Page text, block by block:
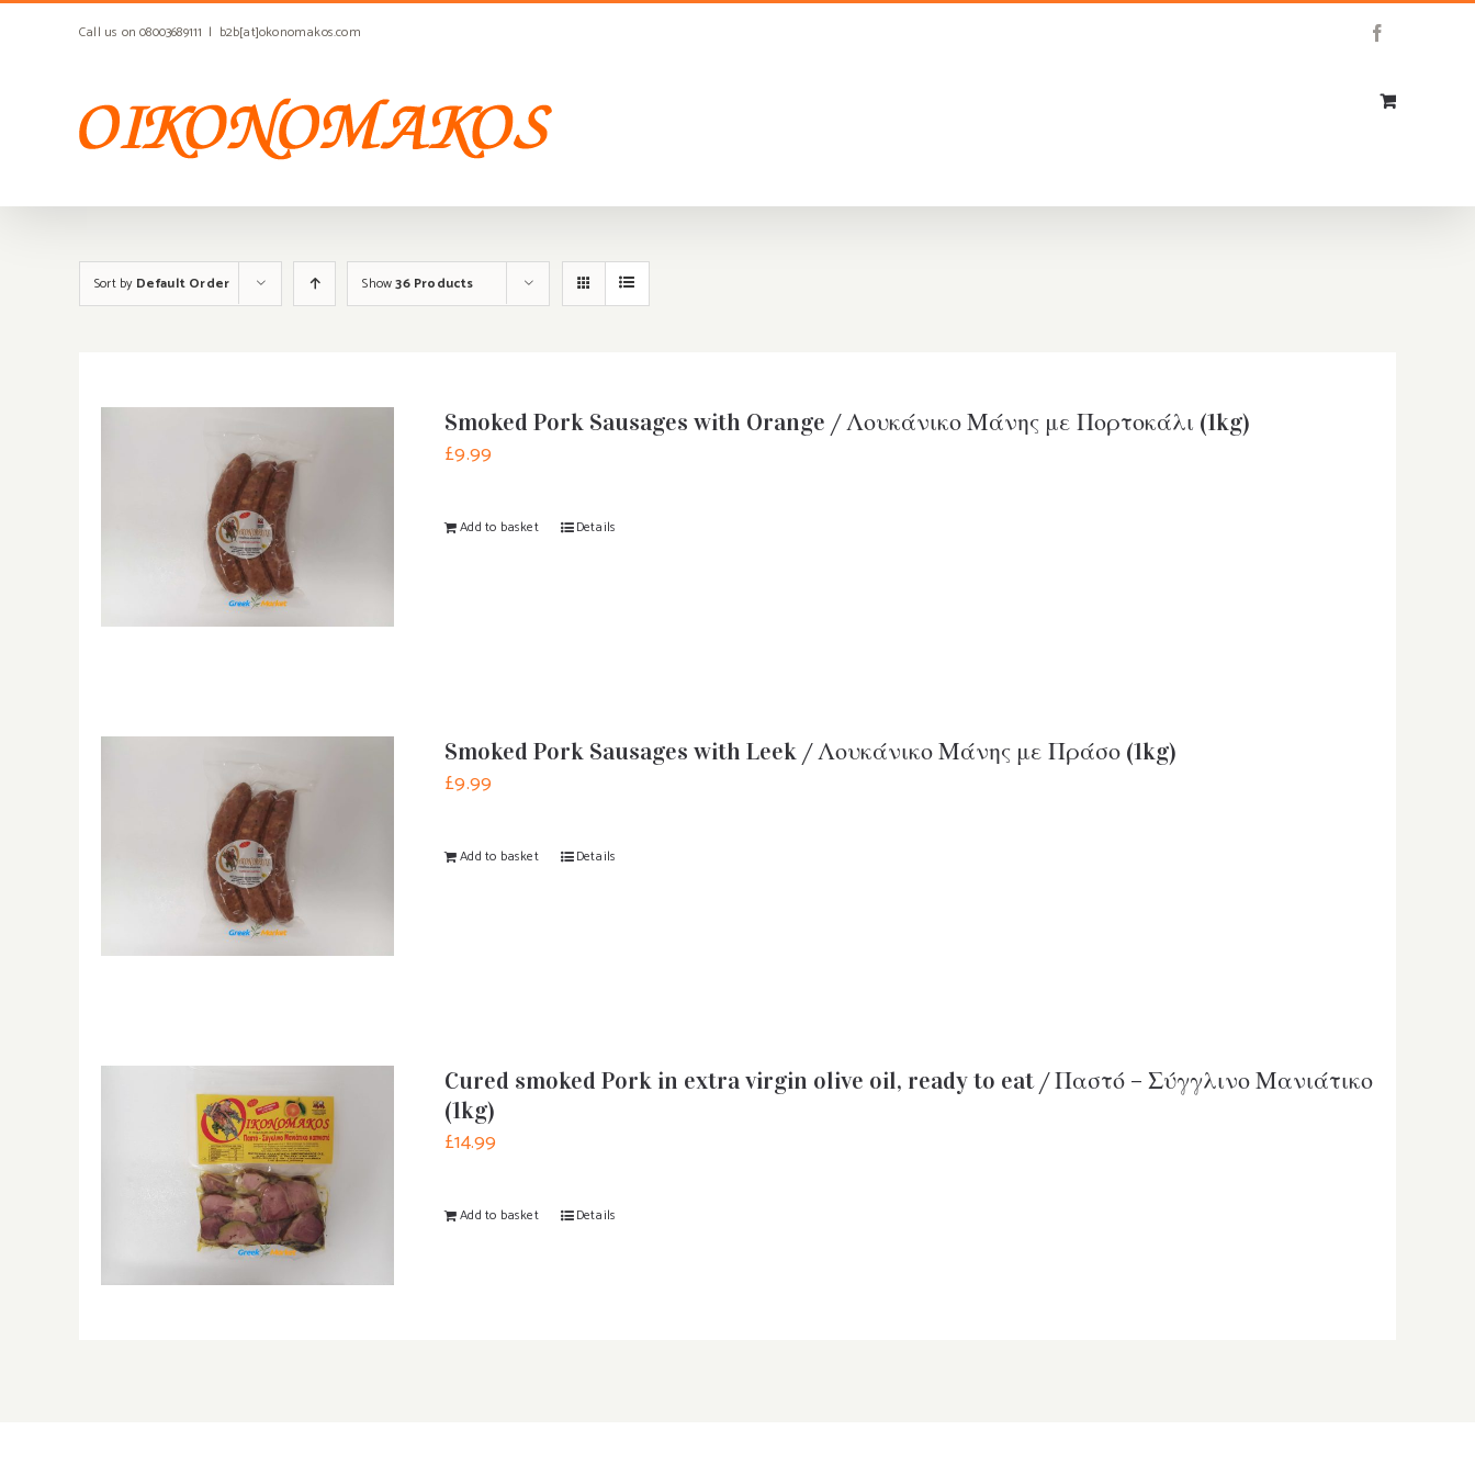
Call us on 08003689111 | b2b[at]okonomakos.com
Sort by Default Order Show36 Products
Smoked Pork Sausages with Orange / Λουκάνικο Μάνης με Πορτοκάλι (1kg)
£9.99
Add to basket Details
Smoked Pork Sausages with Leek / Λουκάνικο Μάνης με Πράσο (1kg)
£9.99
Add to basket Details
Cured smoked Pork in extra virgin olive oil, ready to eat / Παστό – Σύγγλινο Μανιάτικο
(1kg)
£14.99
Add to basket Details